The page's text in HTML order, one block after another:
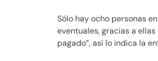
Sólo hay ocho personas
eventuales, gracias a
pagado”, así lo indica la